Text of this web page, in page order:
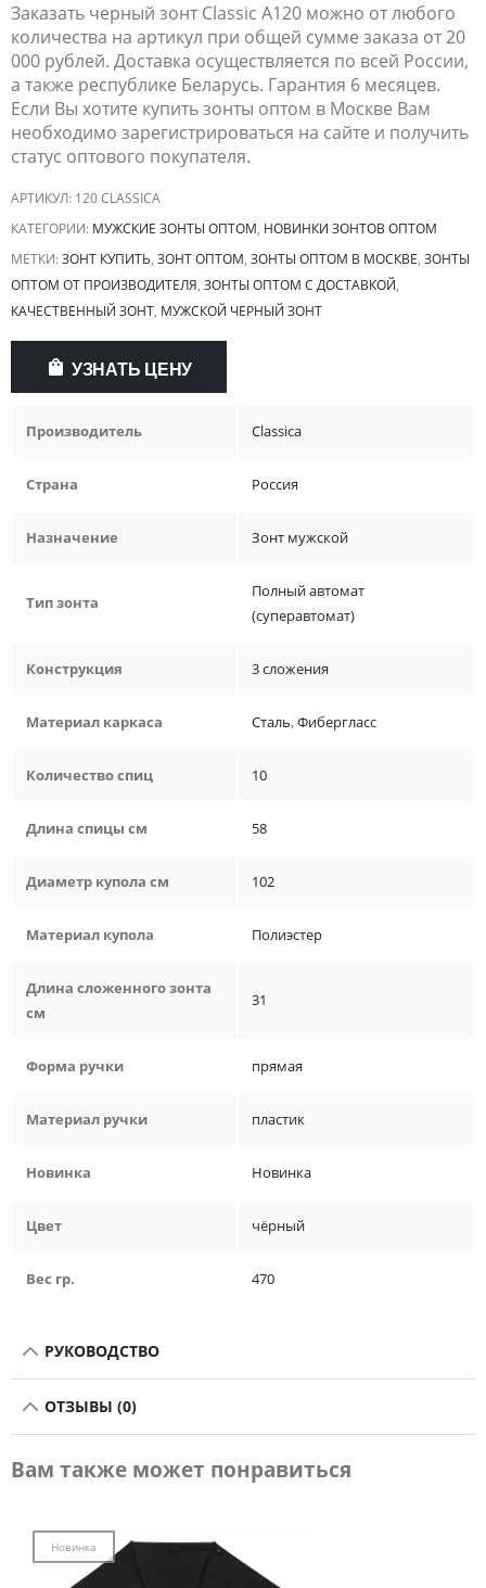
Заказать черный зонт Classic A120 можно от любого
количества на артикул при общей сумме заказа от 20
000 рублей. Доставка осуществляется по всей России,
а также республике Беларусь. Гарантия 6 месяцев.
Если Вы хотите купить зонты оптом в Москве Вам
необходимо зарегистрироваться на сайте и получить
статус оптового покупателя.
АРТИКУЛ: 120 CLASSICA
КАТЕГОРИИ: МУЖСКИЕ ЗОНТЫ ОПТОМ, НОВИНКИ ЗОНТОВ ОПТОМ
МЕТКИ:ЗОНТ КУПИТЬ, ЗОНТ ОПТОМ, ЗОНТЫ ОПТОМ В МОСКВЕ, ЗОНТЫ
ОПТОМ ОТ ПРОИЗВОДИТЕЛЯ, ЗОНТЫ ОПТОМ С ДОСТАВКОЙ,
КАЧЕСТВЕННЫЙ ЗОНТ, МУЖСКОЙ ЧЕРНЫЙ ЗОНТ
УЗНАТЬ ЦЕНУ
Производитель Classica
Страна Россия
Назначение Зонт мужской
Тип зонта
Полный автомат
(суперавтомат)
Конструкция 3 сложения
Материал каркаса Сталь,Фибергласс
Количество спиц 10
Длина спицы см 58
Диаметр купола см 102
Материал купола Полиэстер
Длина сложенного зонта
см
31
Форма ручки прямая
Материал ручки пластик
Новинка Новинка
Цвет чёрный
Вес гр. 470
РУКОВОДСТВО
ОТЗЫВЫ (0)
Вам также может понравиться
Новинка